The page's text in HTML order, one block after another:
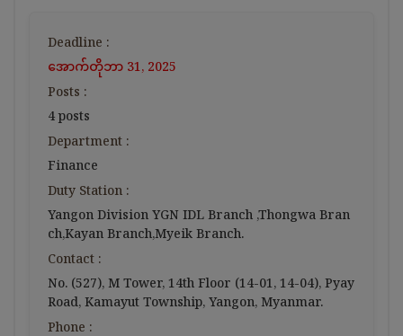
Deadline :
အောက်တိုဘာ 31, 2025
Posts :
4 posts
Department :
Finance
Duty Station :
Yangon Division YGN IDL Branch ,Thongwa Bran
ch,Kayan Branch,Myeik Branch.
Contact :
No. (527), M Tower, 14th Floor (14-01, 14-04), Pyay
Road, Kamayut Township, Yangon, Myanmar.
Phone :